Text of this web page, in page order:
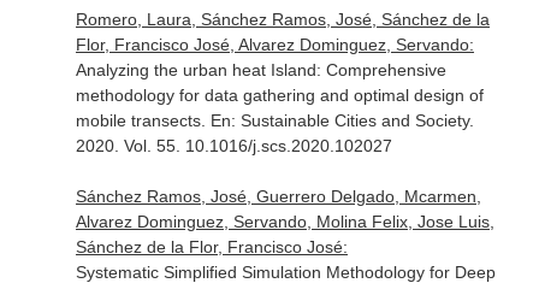
Romero, Laura, Sánchez Ramos, José, Sánchez de la
Flor, Francisco José, Alvarez Dominguez, Servando:
Analyzing the urban heat Island: Comprehensive
methodology for data gathering and optimal design of
mobile transects. En: Sustainable Cities and Society.
2020. Vol. 55. 10.1016/j.scs.2020.102027
Sánchez Ramos, José, Guerrero Delgado, Mcarmen,
Alvarez Dominguez, Servando, Molina Felix, Jose Luis,
Sánchez de la Flor, Francisco José:
Systematic Simplified Simulation Methodology for Deep